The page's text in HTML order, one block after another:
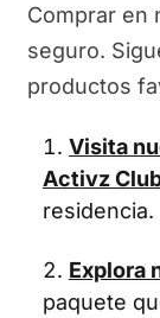
Comprar en
seguro.
productos
Visita
Activz
residencia.
Explora
paquete